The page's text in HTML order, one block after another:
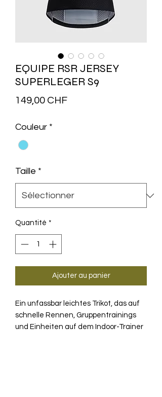
EQUIPE RSR JERSEY
SUPERLEGER S9
149,00 CHFPrix
Couleur *
Taille *
Quantité *
Ajouter au panier
Ein unfassbar leichtes Trikot, das auf
schnelle Rennen, Gruppentrainings
und Einheiten auf dem Indoor-Trainer